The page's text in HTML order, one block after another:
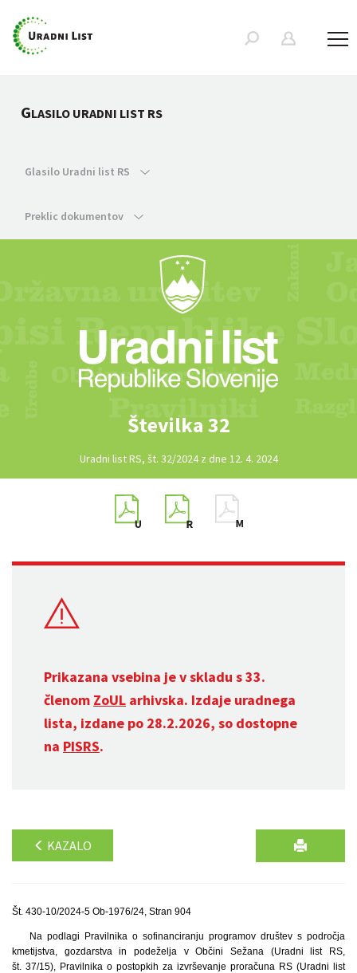
GLASILO URADNI LIST RS
Glasilo Uradni list RS
Preklic dokumentov
Številka 32
Uradni list RS, št. 32/2024 z dne 12. 4. 2024
Prikazana vsebina je v skladu s 33.
členom ZoUL arhivska. Izdaje uradnega
lista, izdane po 28.2.2026, so dostopne
na PISRS.
KAZALO
Št. 430-10/2024-5 Ob-1976/24, Stran 904
Na podlagi Pravilnika o sofinanciranju programov društev s področja
kmetijstva, gozdarstva in podeželja v Občini Sežana (Uradni list RS,
št. 37/15), Pravilnika o postopkih za izvrševanje proračuna RS (Uradni list